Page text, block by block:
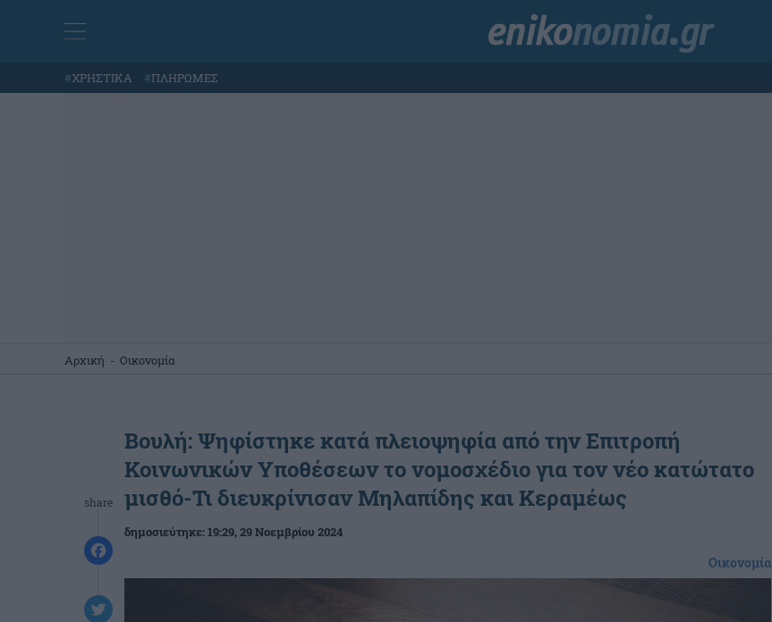
#ΧΡΗΣΤΙΚΑ #ΠΛΗΡΩΜΕΣ
Αρχική - Οικονομία
share
Βουλή: Ψηφίστηκε κατά πλειοψηφία από την Επιτροπή
Κοινωνικών Υποθέσεων το νομοσχέδιο για τον νέο κατώτατο
μισθό-Τι διευκρίνισαν Μηλαπίδης και Κεραμέως
δημοσιεύτηκε:19:29, 29 Νοεμβρίου 2024
Οικονομία